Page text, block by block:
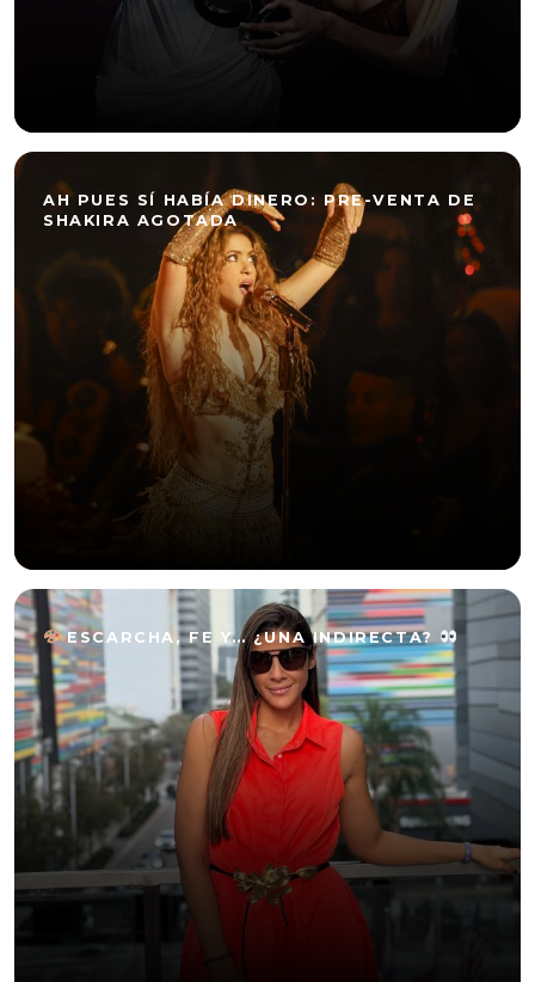
AH PUES SÍ HABÍA DINERO: PRE-VENTA DE
SHAKIRA AGOTADA
ESCARCHA, FE Y… ¿UNA INDIRECTA?